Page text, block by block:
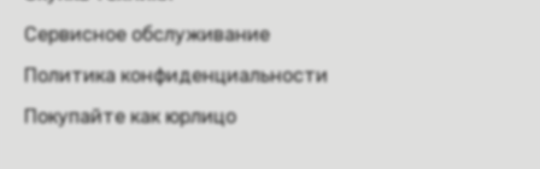
Сервисное обслуживание
Политика конфиденциальности
Покупайте как юрлицо